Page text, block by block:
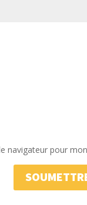
navigateur pour